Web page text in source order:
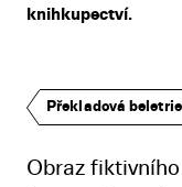
Překladová beletrie
Obraz
knihkupectví.